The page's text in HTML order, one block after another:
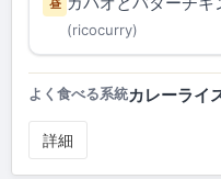
昼
(ricocurry)
よく食べる系統カレーライ
詳細